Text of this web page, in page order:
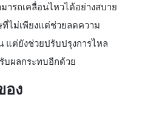
ารถเคลื่อนไหวได้อย่างสบาย
ไม่เพียงแต่ช่วยลดความ
แต่ยังช่วยปรับปรุงการไหล
บผลกระทบอีกด้วย
อง